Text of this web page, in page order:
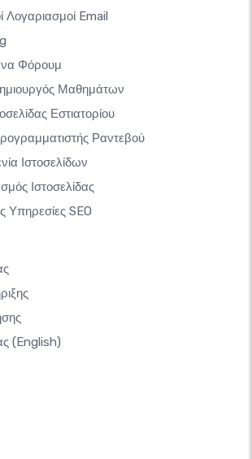
Λογαριασμοί Email
Φόρουμ
Μαθημάτων
Εστιατορίου
Ραντεβού
Ιστοσελίδων
Ιστοσελίδας
Υπηρεσίες SEO
(English)